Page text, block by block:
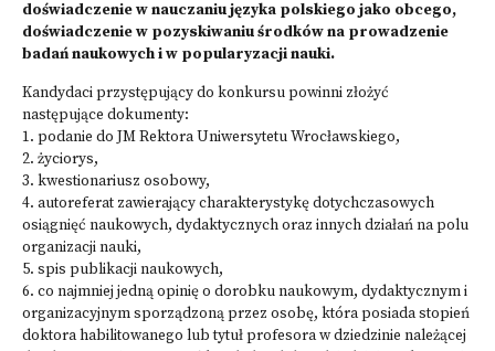
doświadczenie w nauczaniu języka polskiego jako obcego,
doświadczenie w pozyskiwaniu środków na prowadzenie
badań naukowych i w popularyzacji nauki.
Kandydaci przystępujący do konkursu powinni złożyć
następujące dokumenty:
1. podanie do JM Rektora Uniwersytetu Wrocławskiego,
2. życiorys,
3. kwestionariusz osobowy,
4. autoreferat zawierający charakterystykę dotychczasowych
osiągnięć naukowych, dydaktycznych oraz innych działań na polu
organizacji nauki,
5. spis publikacji naukowych,
6. co najmniej jedną opinię o dorobku naukowym, dydaktycznym i
organizacyjnym sporządzoną przez osobę, która posiada stopień
doktora habilitowanego lub tytuł profesora w dziedzinie należącej